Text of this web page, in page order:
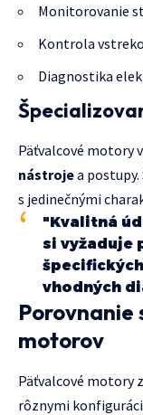
Monitorovanie
Kontrola
Diagnostika
Päťvalcové motory
nástrojea
s jedinečnými
"Kvalitná
si vyžaduje
vhodných
Porovnanie
motorov
Päťvalcové motory
rôznymi